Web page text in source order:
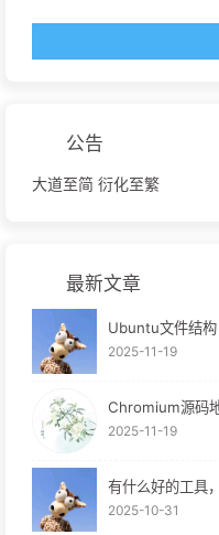
公告
大道至简 衍化至繁
最新文章
Ubuntu文件结构
2025-11-19
Chromium源码
2025-11-19
有什么好的工具
2025-10-31